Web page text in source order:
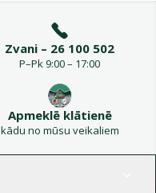
Zvani – 26 100 502
P–Pk 9:00 – 17:00
Apmeklē klātienē
kādu no mūsu veikaliem